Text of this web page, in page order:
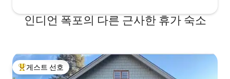
인디언 폭포의 다른 근사한 휴가 숙소
상위 게스트 선호
게스트 선호